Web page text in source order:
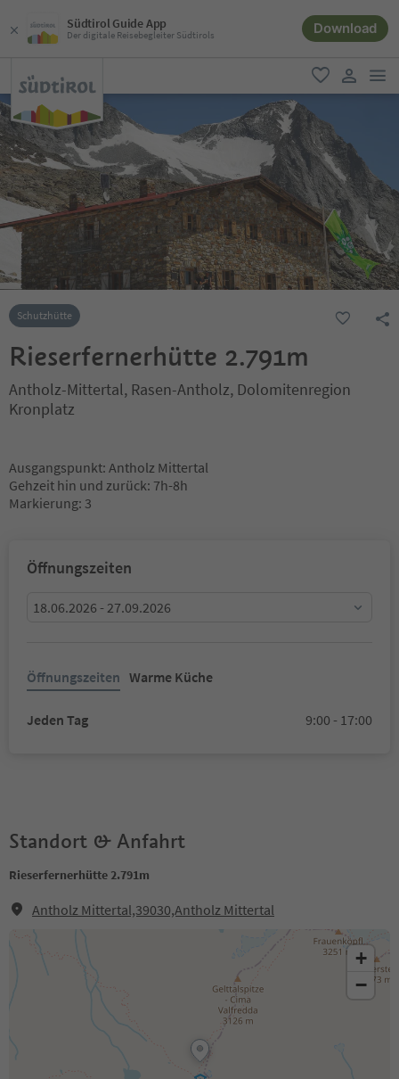
Südtirol Guide App
Der digitale Reisebegleiter Südtirols Download
favorit
user link
Schutzhütte
Rieserfernerhütte 2.791m
Antholz-Mittertal, Rasen-Antholz, Dolomitenregion
Kronplatz
Ausgangspunkt: Antholz Mittertal
Gehzeit hin und zurück: 7h-8h
Markierung: 3
Öffnungszeiten
18.06.2026 - 27.09.2026
Öffnungszeiten Warme Küche
Jeden Tag 9:00 - 17:00
Standort & Anfahrt
Rieserfernerhütte 2.791m
Antholz Mittertal,39030,Antholz Mittertal
+
−